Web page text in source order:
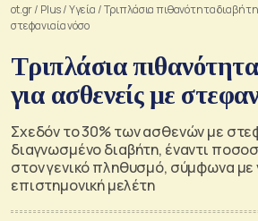
ot.gr/ Plus/Υγεία /Τριπλάσια πιθανότητα διαβήτη
στεφανιαία νόσο
Τριπλάσια
για ασθενείς με
Σχεδόν το 30% των ασθενών με
διαγνωσμένο διαβήτη, έναντι
στον γενικό πληθυσμό, σύμφωνα με
επιστημονική μελέτη